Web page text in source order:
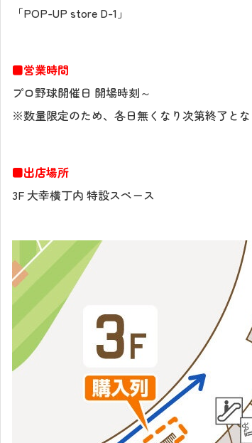
「POP-UP store D-1」
■営業時間
プロ野球開催日 開場時刻～
※数量限定のため、各日無くなり次第終了とな
■出店場所
3F 大幸横丁内 特設スペース